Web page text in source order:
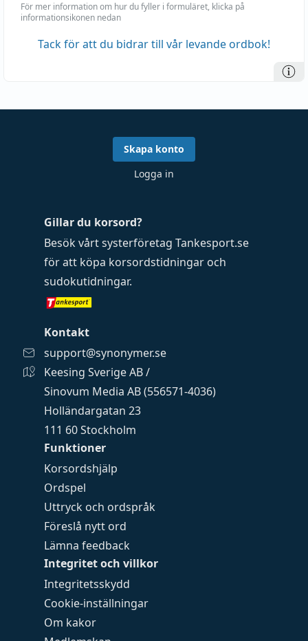
För mer information om hur du fyller i formuläret, klicka på
informationsikonen nedan
Tack för att du bidrar till vår levande ordbok!
Funktioner
Korsordshjälp
Ordspel
Uttryck och ordspråk
Föreslå nytt ord
Lämna feedback
Integritet och villkor
Integritetsskydd
Cookie-inställningar
Om kakor
Gillar du korsord?
Besök vårt systerföretag Tankesport.se
för att köpa korsordstidningar och
sudokutidningar.
Kontakt
support@synonymer.se
Keesing Sverige AB /
Sinovum Media AB (556571-4036)
Holländargatan 23
111 60 Stockholm
Skapa konto
Logga in